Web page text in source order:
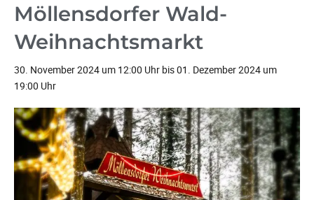
Möllensdorfer Wald-
Weihnachtsmarkt
30. November 2024 um 12:00 Uhr bis01. Dezember 2024 um
19:00 Uhr